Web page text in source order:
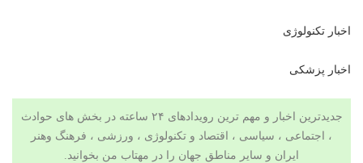
اخبار تکنولوژی
اخبار پزشکی
جدیدترین اخبار و مهم ترین رویدادهای ۲۴ ساعته در بخش های حوادث
، اجتماعی ، سیاسی ، اقتصاد و تکنولوژی ، ورزشی ، فرهنگ وهنر
ایران و سایر مناطق جهان را در مهتاب من بخوانید.